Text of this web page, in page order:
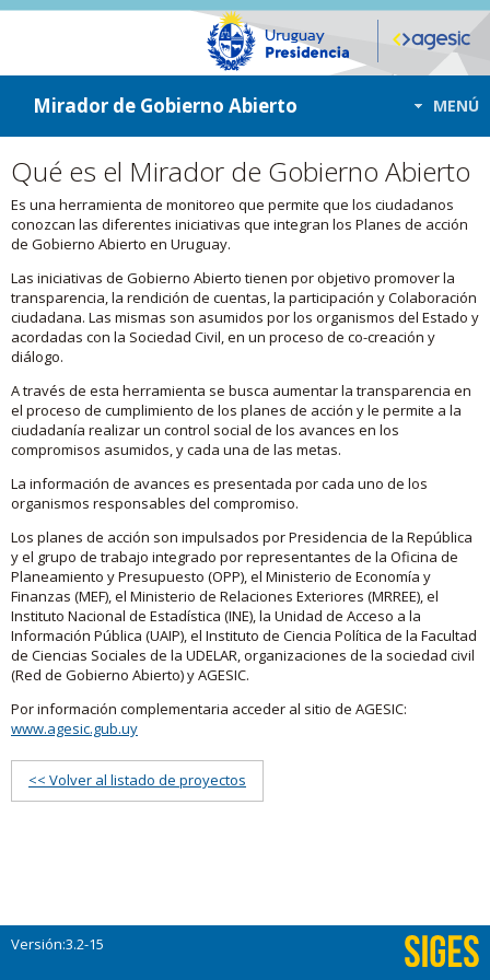
ir a contenido
ir al menú
Mirador de Gobierno Abierto MENÚ
Qué es el Mirador de Gobierno Abierto
Es una herramienta de monitoreo que permite que los ciudadanos
conozcan las diferentes iniciativas que integran los Planes de acción
de Gobierno Abierto en Uruguay.
Las iniciativas de Gobierno Abierto tienen por objetivo promover la
transparencia, la rendición de cuentas, la participación y Colaboración
ciudadana. Las mismas son asumidos por los organismos del Estado y
acordadas con la Sociedad Civil, en un proceso de co-creación y
diálogo.
A través de esta herramienta se busca aumentar la transparencia en
el proceso de cumplimiento de los planes de acción y le permite a la
ciudadanía realizar un control social de los avances en los
compromisos asumidos, y cada una de las metas.
La información de avances es presentada por cada uno de los
organismos responsables del compromiso.
Los planes de acción son impulsados por Presidencia de la República
y el grupo de trabajo integrado por representantes de la Oficina de
Planeamiento y Presupuesto (OPP), el Ministerio de Economía y
Finanzas (MEF), el Ministerio de Relaciones Exteriores (MRREE), el
Instituto Nacional de Estadística (INE), la Unidad de Acceso a la
Información Pública (UAIP), el Instituto de Ciencia Política de la Facultad
de Ciencias Sociales de la UDELAR, organizaciones de la sociedad civil
(Red de Gobierno Abierto) y AGESIC.
Por información complementaria acceder al sitio de AGESIC:
www.agesic.gub.uy
<< Volver al listado de proyectos
Versión:3.2-15